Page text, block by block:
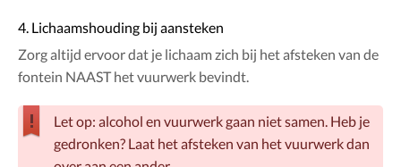
4. Lichaamshouding bij aansteken
Zorg altijd ervoor dat je lichaam zich bij het afsteken van de
fontein NAAST het vuurwerk bevindt.
Let op: alcohol en vuurwerk gaan niet samen. Heb je
gedronken? Laat het afsteken van het vuurwerk dan